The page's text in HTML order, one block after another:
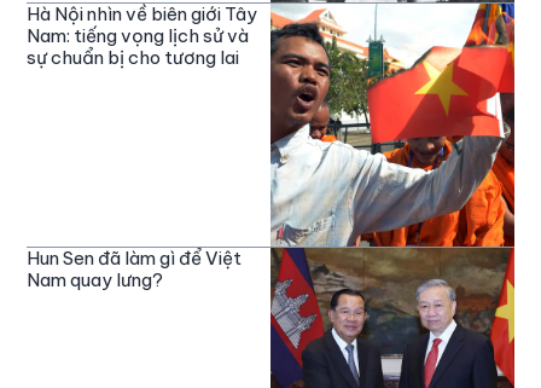
Hà Nội nhìn về biên giới Tây
Nam: tiếng vọng lịch sử và
sự chuẩn bị cho tương lai
Hun Sen đã làm gì để Việt
Nam quay lưng?